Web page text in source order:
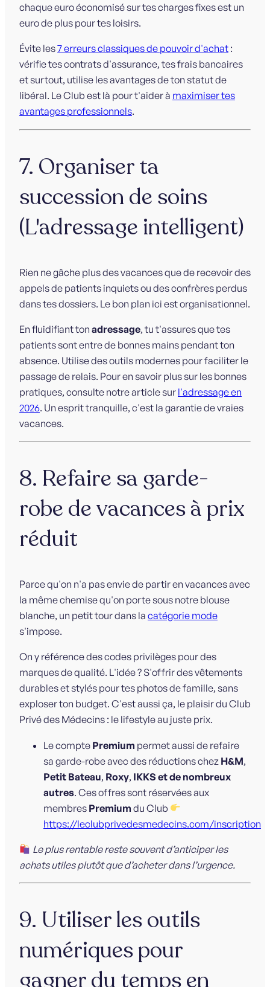
chaque euro économisé sur tes charges fixes est un
euro de plus pour tes loisirs.
Évite les7 erreurs classiques de pouvoir d'achat :
vérifie tes contrats d'assurance, tes frais bancaires
et surtout, utilise les avantages de ton statut de
libéral. Le Club est là pour t'aider à maximiser tes
avantages professionnels.
7. Organiser ta
succession de soins
(L'adressage intelligent)
Rien ne gâche plus des vacances que de recevoir des
appels de patients inquiets ou des confrères perdus
dans tes dossiers. Le bon plan ici est organisationnel.
En fluidifiant ton adressage, tu t'assures que tes
patients sont entre de bonnes mains pendant ton
absence. Utilise des outils modernes pour faciliter le
passage de relais. Pour en savoir plus sur les bonnes
pratiques, consulte notre article sur l'adressage en
2026. Un esprit tranquille, c'est la garantie de vraies
vacances.
8. Refaire sa garde-
robe de vacances à prix
réduit
Parce qu'on n'a pas envie de partir en vacances avec
la même chemise qu'on porte sous notre blouse
blanche, un petit tour dans la catégorie mode
s'impose.
On y référence des codes privilèges pour des
marques de qualité. L'idée ? S'offrir des vêtements
durables et stylés pour tes photos de famille, sans
exploser ton budget. C'est aussi ça, le plaisir du Club
Privé des Médecins : le lifestyle au juste prix.
Le compte Premium permet aussi de refaire
sa garde-robe avec des réductions chez H&M,
Petit Bateau, Roxy, IKKS et de nombreux
autres. Ces offres sont réservées aux
membres Premium du Club
https://leclubprivedesmedecins.com/inscription
Le plus rentable reste souvent d’anticiper les
achats utiles plutôt que d’acheter dans l’urgence.
9. Utiliser les outils
numériques pour
gagner du temps en